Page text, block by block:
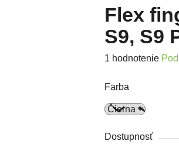
Flex
S9, S9
Priemerné
1 hodnotenie
Farba
Dostupnosť